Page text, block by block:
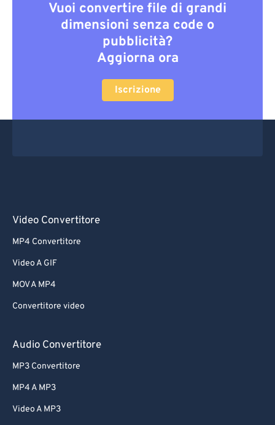
Vuoi convertire file di grandi
dimensioni senza code o
pubblicità?
Aggiorna ora
Iscrizione
Video Convertitore
MP4 Convertitore
Video A GIF
MOV A MP4
Convertitore video
Audio Convertitore
MP3 Convertitore
MP4 A MP3
Video A MP3